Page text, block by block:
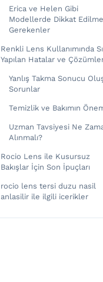
Erica ve Helen Gibi
Modellerde Dikkat
Gerekenler
Renkli Lens Kullanımında
Yapılan Hatalar ve
Yanlış Takma Sonucu
Sorunlar
Temizlik ve Bakımın
Uzman Tavsiyesi Ne
Alınmalı?
Rocio Lens ile Kusursuz
Bakışlar İçin Son İpuçları
rocio lens tersi duzu nasil
anlasilir ile ilgili icerikler